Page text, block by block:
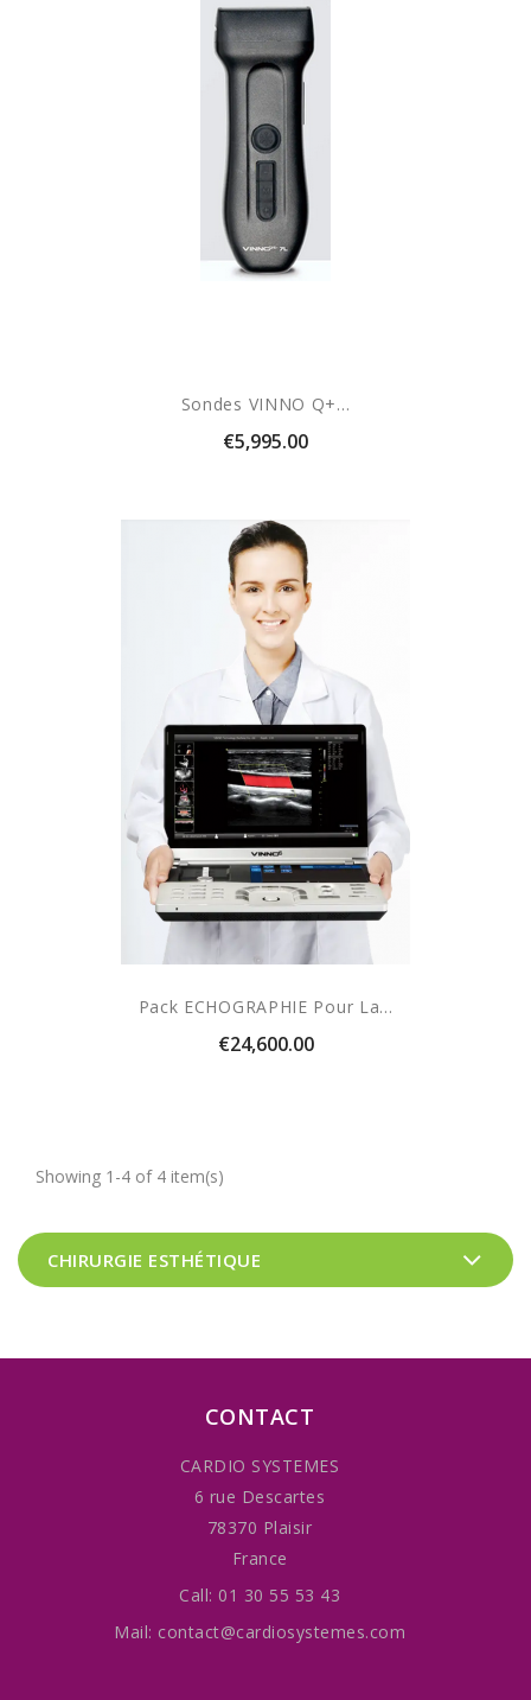
Sondes VINNO Q+...
Price
€5,995.00
Pack ECHOGRAPHIE Pour La...
Price
€24,600.00
Showing 1-4 of 4 item(s)
CHIRURGIE ESTHÉTIQUE
CONTACT
CARDIO SYSTEMES
6 rue Descartes
78370 Plaisir
France
Call: 01 30 55 53 43
Mail: contact@cardiosystemes.com